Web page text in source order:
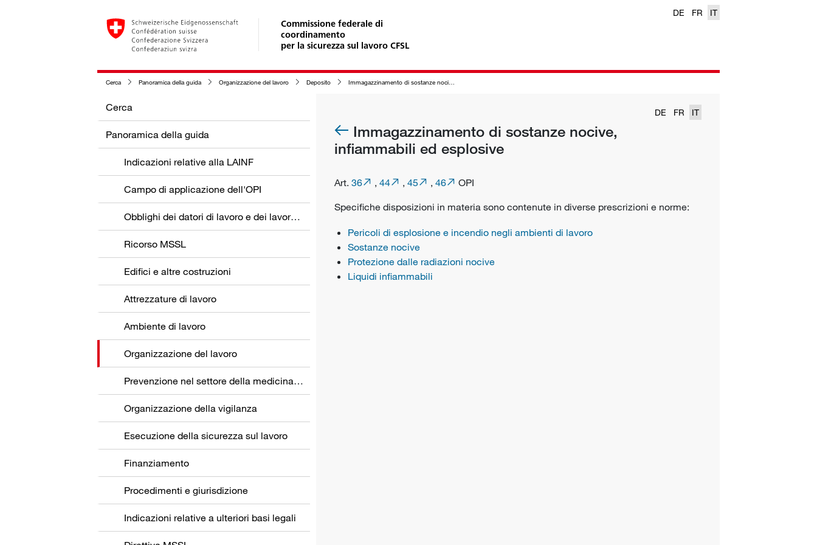
Commissione federale di
coordinamento
per la sicurezza sul lavoro CFSL
DE FR IT
Cerca Panoramica della guida Organizzazione del lavoro Deposito Immagazzinamento di sostanze nocive, infiammabili ed esplosive
Cerca
Panoramica della guida
Indicazioni relative alla LAINF
Campo di applicazione dell'OPI
Obblighi dei datori di lavoro e dei lavoratori
Ricorso MSSL
Edifici e altre costruzioni
Attrezzature di lavoro
Ambiente di lavoro
Organizzazione del lavoro
Prevenzione nel settore della medicina del lavoro
Organizzazione della vigilanza
Esecuzione della sicurezza sul lavoro
Finanziamento
Procedimenti e giurisdizione
Indicazioni relative a ulteriori basi legali
DE FR IT
Immagazzinamento di sostanze nocive,
infiammabili ed esplosive
Art. 36 , 44 , 45 , 46
OPI
Specifiche disposizioni in materia sono contenute in diverse prescrizioni e norme:
Pericoli di esplosione e incendio negli ambienti di lavoro
Sostanze nocive
Protezione dalle radiazioni nocive
Liquidi infiammabili